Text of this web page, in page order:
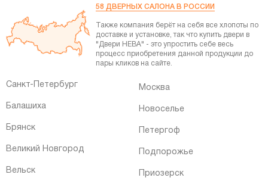
58 ДВЕРНЫХ САЛОНА В РОССИИ
Также компания берёт на себя все хлопоты по
доставке и установке, так что купить двери в
"Двери НЕВА" - это упростить себе весь
процесс приобретения данной продукции до
пары кликов на сайте.
Санкт-Петербург
Балашиха
Брянск
Великий Новгород
Вельск
Москва
Новоселье
Петергоф
Подпорожье
Приозерск